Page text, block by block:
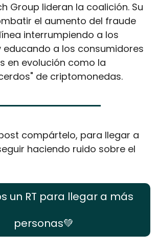
Group lideran la coalición. Su
el aumento del fraude
interrumpiendo a los
a los consumidores
en evolución como la
de criptomonedas.
compártelo, para llegar a
haciendo ruido sobre el
un RT para llegar a más
personas💚